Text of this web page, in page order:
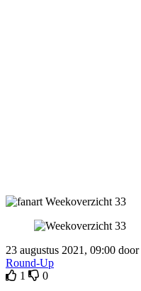
23 augustus 2021, 09:00 door
Round-Up
1
0